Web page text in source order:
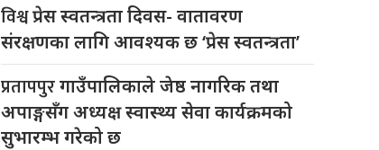
विश्वप्रेस स्वतन्त्रता दिवस- वातावरण
संरक्षणका लागि आवश्यक छ ‘प्रेस स्वतन्त्रता’
प्रतापपुरगाउँपालिकाले जेष्ठ नागरिक तथा
अपाङ्गसँग अध्यक्ष स्वास्थ्य सेवा कार्यक्रमको
सुभारम्भ गरेको छ